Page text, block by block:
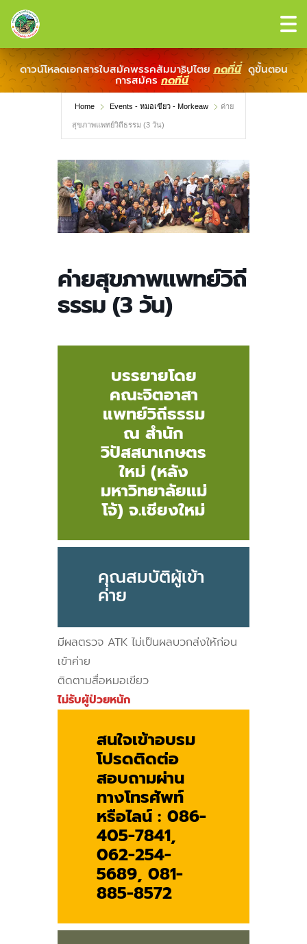
ดาวน์โหลดเอกสารใบสมัคพรรคสัมมาธิปไตย กดที่นี่ ดูขั้นตอน
การสมัครกดที่นี่
Home Events - หมอเขียว - Morkeaw ค่าย
สุขภาพแพทย์วิถีธรรม (3 วัน)
ค่ายสุขภาพแพทย์วิถี
ธรรม (3 วัน)
บรรยายโดย
คณะจิตอาสา
แพทย์วิถีธรรม
ณ สำนัก
วิปัสสนาเกษตร
ใหม่ (หลัง
มหาวิทยาลัยแม่
โจ้) จ.เชียงใหม่
คุณสมบัติผู้เข้า
ค่าย
มีผลตรวจ ATK ไม่เป็นผลบวกส่งให้ก่อน
เข้าค่าย
ติดตามสื่อหมอเขียว
ไม่รับผู้ป่วยหนัก
สนใจเข้าอบรม
โปรดติดต่อ
สอบถามผ่าน
ทางโทรศัพท์
หรือไลน์ : 086-
405-7841,
062-254-
5689, 081-
885-8572